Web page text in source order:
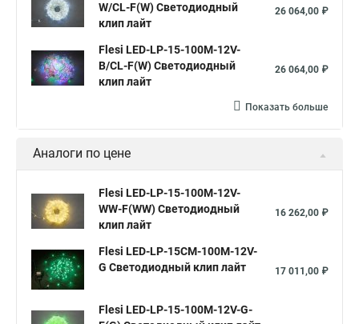
W/CL-F(W) Светодиодный
клип лайт
26 064,00 ₽
Flesi LED-LP-15-100M-12V-
B/CL-F(W) Светодиодный
клип лайт
26 064,00 ₽
Показать больше
Аналоги по цене
Flesi LED-LP-15-100M-12V-
WW-F(WW) Светодиодный
клип лайт
16 262,00 ₽
Flesi LED-LP-15СМ-100M-12V-
G Светодиодный клип лайт
17 011,00 ₽
Flesi LED-LP-15-100M-12V-G-